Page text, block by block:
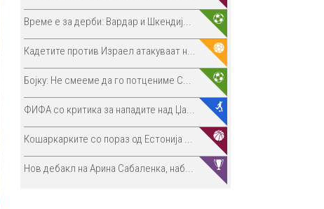
Време е за дерби: Вардар и Шкендиј...
Кадетите против Израел атакуваат н...
Бојку: Не смееме да го потцениме С...
ФИФА со критика за нападите над Џа...
Кошаркарките со пораз од Естонија ...
Нов дебакл на Арина Сабаленка, наб...